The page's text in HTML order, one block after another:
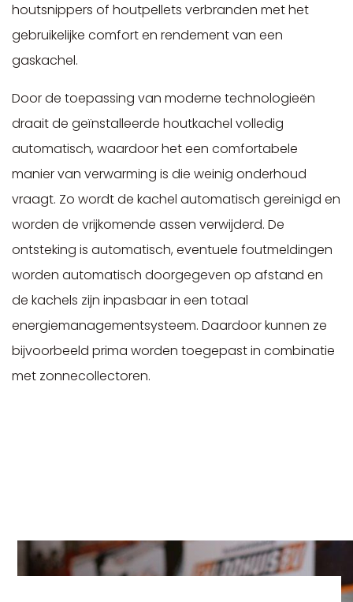
houtsnippers of houtpellets verbranden met het
gebruikelijke comfort en rendement van een
gaskachel.
Door de toepassing van moderne technologieën
draait de geïnstalleerde houtkachel volledig
automatisch, waardoor het een comfortabele
manier van verwarming is die weinig onderhoud
vraagt. Zo wordt de kachel automatisch gereinigd en
worden de vrijkomende assen verwijderd. De
ontsteking is automatisch, eventuele foutmeldingen
worden automatisch doorgegeven op afstand en
de kachels zijn inpasbaar in een totaal
energiemanagementsysteem. Daardoor kunnen ze
bijvoorbeeld prima worden toegepast in combinatie
met zonnecollectoren.